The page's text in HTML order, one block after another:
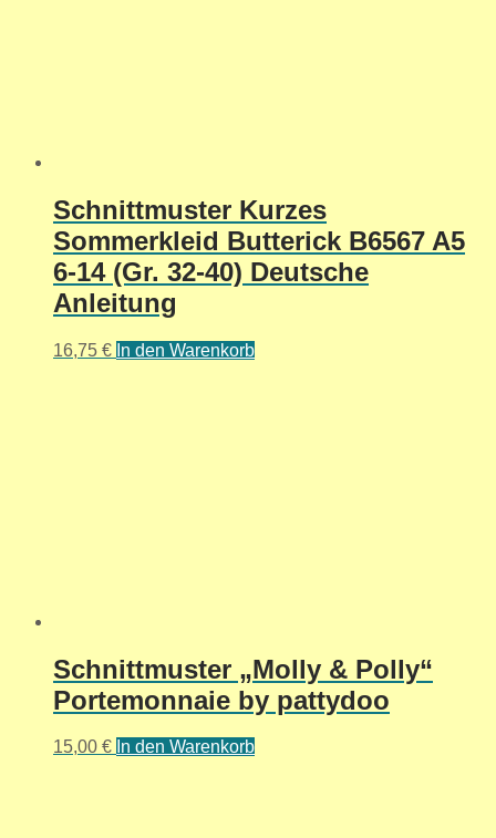
Schnittmuster Kurzes
Sommerkleid Butterick B6567 A5
6-14 (Gr. 32-40) Deutsche
Anleitung
16,75 € In den Warenkorb
Schnittmuster „Molly & Polly“
Portemonnaie by pattydoo
15,00 € In den Warenkorb